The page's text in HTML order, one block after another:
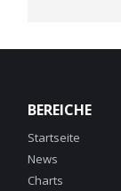
BEREICHE
Startseite
News
Charts